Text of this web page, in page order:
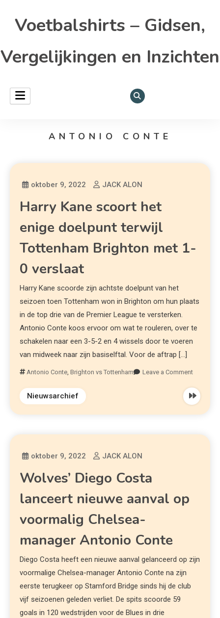
Voetbalshirts – Gidsen,
Vergelijkingen en Inzichten
ANTONIO CONTE
oktober 9, 2022 JACK ALON
Harry Kane scoort het
enige doelpunt terwijl
Tottenham Brighton met 1-
0 verslaat
Harry Kane scoorde zijn achtste doelpunt van het
seizoen toen Tottenham won in Brighton om hun plaats
in de top drie van de Premier League te versterken.
Antonio Conte koos ervoor om wat te rouleren, over te
schakelen naar een 3-5-2 en 4 wissels door te voeren
van midweek naar zijn basiselftal. Voor de aftrap […]
Antonio Conte,Brighton vs Tottenham Leave a Comment
Nieuwsarchief
oktober 9, 2022 JACK ALON
Wolves’ Diego Costa
lanceert nieuwe aanval op
voormalig Chelsea-
manager Antonio Conte
Diego Costa heeft een nieuwe aanval gelanceerd op zijn
voormalige Chelsea-manager Antonio Conte na zijn
eerste terugkeer op Stamford Bridge sinds hij de club
vijf seizoenen geleden verliet. De spits scoorde 59
goals in 120 wedstrijden voor de Blues in drie